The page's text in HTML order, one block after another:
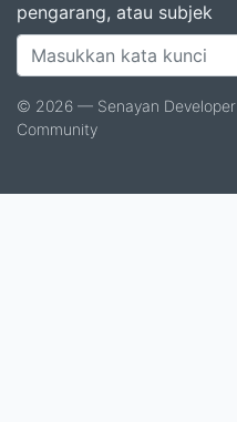
pengarang, atau subjek
© 2026 — Senayan Developer
Community